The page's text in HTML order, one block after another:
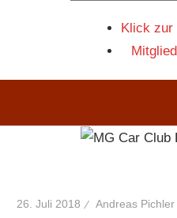
Klick
26. Juli 2018 Andreas Pichler